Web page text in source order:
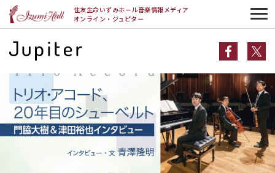
住友生命いずみホール音楽情報メディア
オンライン・ジュピター
インタビュー
トリオ・アコード、20年目のシューベルト
門脇大樹&津田裕也インタビュー